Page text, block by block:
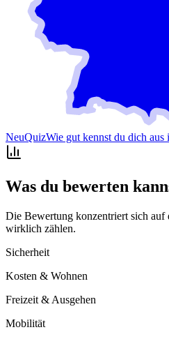
NeuQuizWie gut kennst du dich aus
Was du bewerten
Die Bewertung konzentriert sich
wirklich zählen.
Sicherheit
Kosten & Wohnen
Freizeit & Ausgehen
Mobilität